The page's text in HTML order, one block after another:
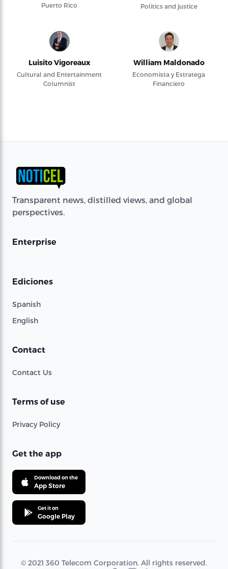
Puerto Rico
Politics and justice
Luisito Vigoreaux
Cultural and Entertainment
Columnist
William Maldonado
Economista y Estratega
Financiero
Transparent news, distilled views, and global
perspectives.
Enterprise
Ediciones
Spanish
English
Contact
Contact Us
Terms of use
Privacy Policy
Get the app
Download on the
App Store
Get it on
Google Play
© 2021 360 Telecom Corporation. All rights reserved.